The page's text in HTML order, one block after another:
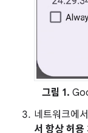
그림 1.
네트워크에
서 항상 허용